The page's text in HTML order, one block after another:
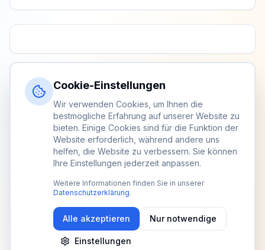
Cookie-Einstellungen
Wir verwenden Cookies, um Ihnen die
bestmögliche Erfahrung auf unserer Website zu
bieten. Einige Cookies sind für die Funktion der
Website erforderlich, während andere uns
helfen, die Website zu verbessern. Sie können
Ihre Einstellungen jederzeit anpassen.
Weitere Informationen finden Sie in unserer
Datenschutzerklärung.
Alle akzeptieren Nur notwendige
Einstellungen